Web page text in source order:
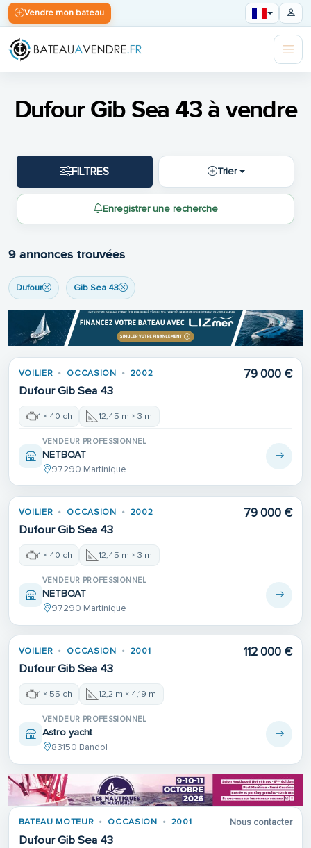
Vendre mon bateau
Dufour Gib Sea 43 à vendre
FILTRES Trier
Enregistrer une recherche
9 annonces trouvées
Dufour Gib Sea 43
VOILIER OCCASION 2002
Dufour Gib Sea 43
79 000 €
1 × 40 ch 12,45 m × 3 m
VENDEUR PROFESSIONNEL
NETBOAT
97290 Martinique
VOILIER OCCASION 2002
Dufour Gib Sea 43
79 000 €
1 × 40 ch 12,45 m × 3 m
VENDEUR PROFESSIONNEL
NETBOAT
97290 Martinique
VOILIER OCCASION 2001
Dufour Gib Sea 43
112 000 €
1 × 55 ch 12,2 m × 4,19 m
VENDEUR PROFESSIONNEL
Astro yacht
83150 Bandol
BATEAU MOTEUR OCCASION 2001
Dufour Gib Sea 43
Nous contacter